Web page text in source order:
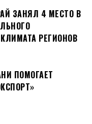
ЗАНЯЛ 4 МЕСТО В
РЕГИОНОВ
ПОМОГАЕТ